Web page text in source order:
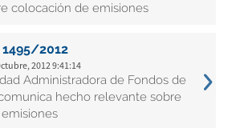
colocación de emisiones
2012
2012 9:41:14
Administradora de Fondos de
hecho relevante sobre